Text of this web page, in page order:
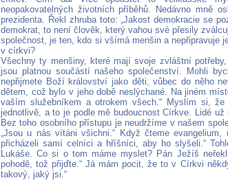
neopakovatelných životních příběhů. Nedávno mně
prezidenta. Řekl zhruba toto: „Jakost demokracie se
demokrat, to není člověk, který vahou své přesily
společnost, je ten, kdo si všímá menšin a nepřipravuje
v církvi?
Všechny ty menšiny, které mají svoje zvláštní
jsou platnou součástí našeho společenství. Mohli
nepřijmete Boží království jako děti, vůbec do něho
dětem, což bylo v jeho době neslýchané. Na jiném
vaším služebníkem a otrokem všech.“ Myslím si,
jednotlivě, a to je podle mě budoucnost Církve. Lidé
Bez toho osobního přístupu je neudržíme v našem
„Jsou u nás vítáni všichni.“ Když čteme
přicházeli samí celníci a hříšníci, aby ho slyšeli.“
Lukáše. Co si o tom máme myslet? Pán Ježíš
pohodě, tož přijďte.“ Já mám pocit, že to v Církvi
takový, jaký jsi.“